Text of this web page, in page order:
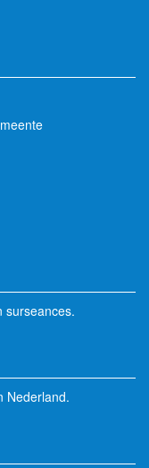
surseances.
Nederland.